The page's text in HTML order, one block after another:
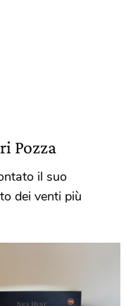
Pozza
il suo
dei venti più